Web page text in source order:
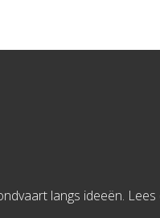
langs ideeën. Lees